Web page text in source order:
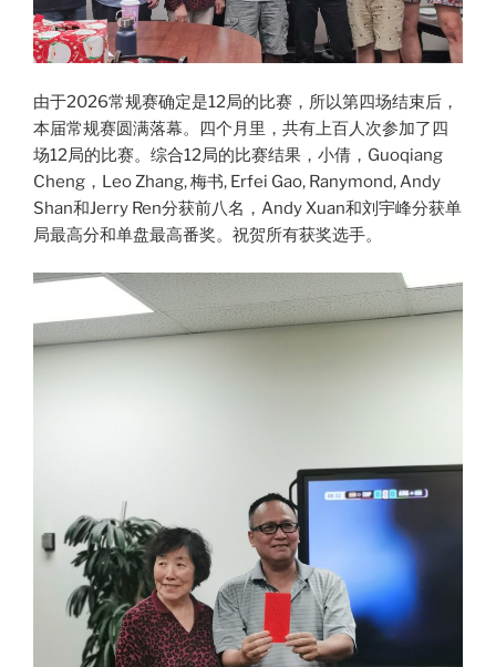
由于2026常规赛确定是12局的比赛，所以第四场结束后，
本届常规赛圆满落幕。四个月里，共有上百人次参加了四
场12局的比赛。综合12局的比赛结果，小倩，Guoqiang
Cheng，Leo Zhang, 梅书, Erfei Gao, Ranymond, Andy
Shan和Jerry Ren分获前八名，Andy Xuan和刘宇峰分获单
局最高分和单盘最高番奖。祝贺所有获奖选手。